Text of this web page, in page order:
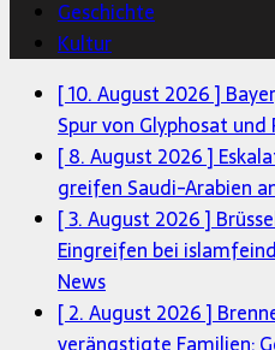
Geschichte
Kultur
[ 10. August 2026 ]
Spur von Glyphosat und
[ 8. August 2026 ]
greifen Saudi-Arabien
[ 3. August 2026 ]
Eingreifen bei
News
[ 2. August 2026 ]
verängstigte Familien: